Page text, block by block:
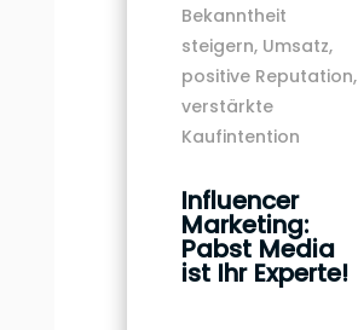
Bekanntheit
steigern, Umsatz,
positive Reputation,
verstärkte
Kaufintention
Influencer
Marketing:
Pabst Media
ist Ihr Experte!